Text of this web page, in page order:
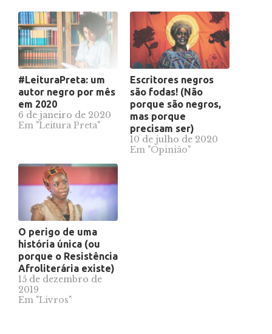
#LeituraPreta: um
autor negro por mês
em 2020
6 de janeiro de 2020
Em "Leitura Preta"
Escritores negros
são fodas! (Não
porque são negros,
mas porque
precisam ser)
10 de julho de 2020
Em "Opinião"
O perigo de uma
história única (ou
porque o Resistência
Afroliterária existe)
15 de dezembro de
2019
Em "Livros"